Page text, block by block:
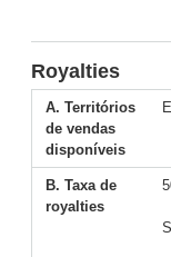
Royalties
A. Territórios
de vendas
disponíveis
B. Taxa de
royalties